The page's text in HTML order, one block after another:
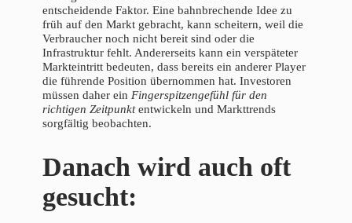
entscheidende Faktor. Eine bahnbrechende Idee zu
früh auf den Markt gebracht, kann scheitern, weil die
Verbraucher noch nicht bereit sind oder die
Infrastruktur fehlt. Andererseits kann ein verspäteter
Markteintritt bedeuten, dass bereits ein anderer Player
die führende Position übernommen hat. Investoren
müssen daher ein Fingerspitzengefühl für den
richtigen Zeitpunktentwickeln und Markttrends
sorgfältig beobachten.
Danach wird auch oft
gesucht: